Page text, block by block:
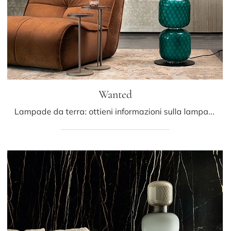
Wanted
Lampade da terra: ottieni informazioni sulla lampada Wanted in vetro che ti proponiamo.